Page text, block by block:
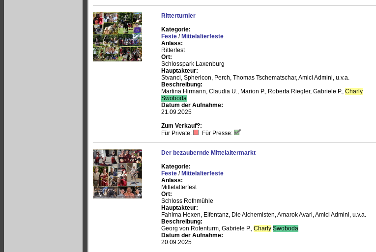
Ritterturnier
Kategorie:
Feste / Mittelalterfeste
Anlass:
Ritterfest
Ort:
Schlosspark Laxenburg
Hauptakteur:
Stvanci, Sphericon, Perch, Thomas Tschematschar, Amici Admini, u.v.a.
Beschreibung:
Martina Hirmann, Claudia U., Marion P., Roberta Riegler, Gabriele P., Charly
Swoboda
Datum der Aufnahme:
21.09.2025
Zum Verkauf?:
Für Private:
Für Presse:
Der bezaubernde Mittelaltermarkt
Kategorie:
Feste / Mittelalterfeste
Anlass:
Mittelalterfest
Ort:
Schloss Rothmühle
Hauptakteur:
Fahima Hexen, Elfentanz, Die Alchemisten, Amarok Avari, Amici Admini, u.v.a.
Beschreibung:
Georg von Rotenturm, Gabriele P., Charly Swoboda
Datum der Aufnahme:
20.09.2025